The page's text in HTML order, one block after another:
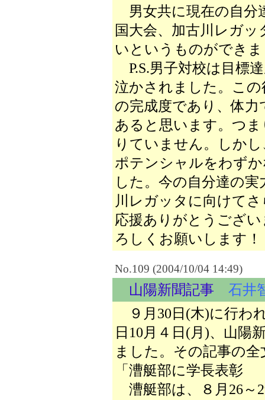
男女共に現在の自分
国大会、加古川レガ
いというものができ
P.S.男子対校は目標
泣かされました。こ
の完成度であり、体
あると思います。つ
りていません。しか
ポテンシャルをわず
した。今の自分達の
川レガッタに向けて
応援ありがとうござ
ろしくお願いします！
No.109 (2004/10/04 14:49)
山陽新聞記事
石井
９月30日(木)に行わ
日10月４日(月)、山陽
ました。その記事の
「漕艇部に学長表彰
漕艇部は、８月26～